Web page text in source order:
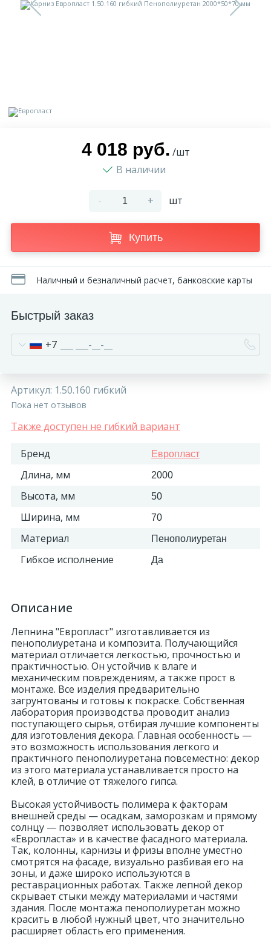
4 018 руб. /шт
В наличии
- + шт
Купить
Наличный и безналичный расчет, банковские карты
Быстрый заказ
+7
Артикул: 1.50.160 гибкий
Пока нет отзывов
Также доступен не гибкий вариант
Бренд Европласт
Длина, мм 2000
Высота, мм 50
Ширина, мм 70
Материал Пенополиуретан
Гибкое исполнение Да
Описание
Лепнина "Европласт" изготавливается из
пенополиуретана и композита. Получающийся
материал отличается легкостью, прочностью и
практичностью. Он устойчив к влаге и
механическим повреждениям, а также прост в
монтаже. Все изделия предварительно
загрунтованы и готовы к покраске. Собственная
лаборатория производства проводит анализ
поступающего сырья, отбирая лучшие компоненты
для изготовления декора. Главная особенность —
это возможность использования легкого и
практичного пенополиуретана повсеместно: декор
из этого материала устанавливается просто на
клей, в отличие от тяжелого гипса.
Высокая устойчивость полимера к факторам
внешней среды — осадкам, заморозкам и прямому
солнцу — позволяет использовать декор от
«Европласта» и в качестве фасадного материала.
Так, колонны, карнизы и фризы вполне уместно
смотрятся на фасаде, визуально разбивая его на
зоны, и даже широко используются в
реставрационных работах. Также лепной декор
скрывает стыки между материалами и частями
здания. После монтажа пенополиуретан можно
красить в любой нужный цвет, что значительно
расширяет область его применения.
Доставка
Сотрудничество